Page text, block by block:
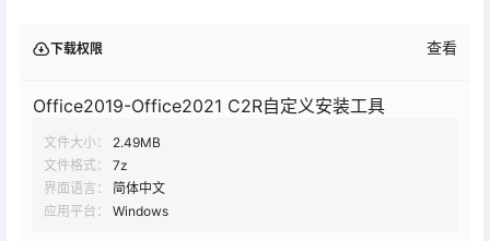
下载权限 查看
Office2019-Office2021 C2R自定义安装工具
文件大小：
2.49MB
文件格式：
7z
界面语言：
简体中文
应用平台：
Windows